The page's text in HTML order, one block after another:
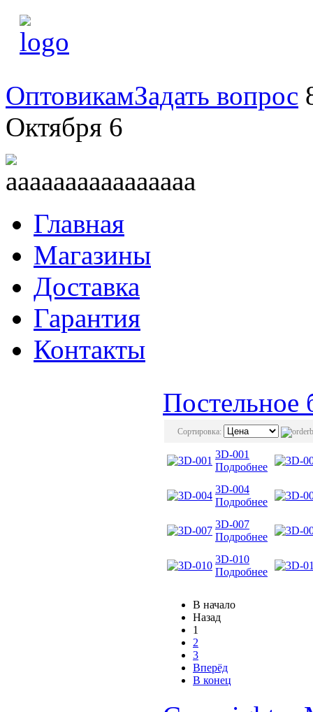
ОптовикамЗадать вопрос
Октября 6
Главная
Магазины
Доставка
Гарантия
Контакты
Постельное
Сортировка:
3D-001
Подробнее
3D-004
Подробнее
3D-007
Подробнее
3D-010
Подробнее
В начало
Назад
1
2
3
Вперёд
В конец